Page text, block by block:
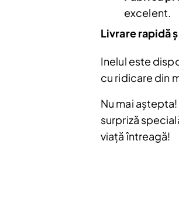
excelent.
Livrare rapidă
Inelul este
cu ridicare din
Nu mai
surpriză
viață întreagă!